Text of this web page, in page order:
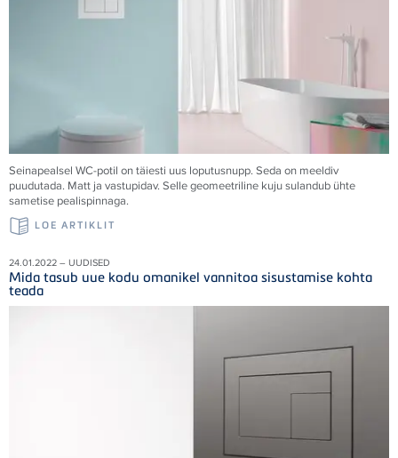
Seinapealsel WC-potil on täiesti uus loputusnupp. Seda on meeldiv
puudutada. Matt ja vastupidav. Selle geomeetriline kuju sulandub ühte
sametise pealispinnaga.
LOE ARTIKLIT
24.01.2022 – UUDISED
Mida tasub uue kodu omanikel vannitoa sisustamise kohta
teada